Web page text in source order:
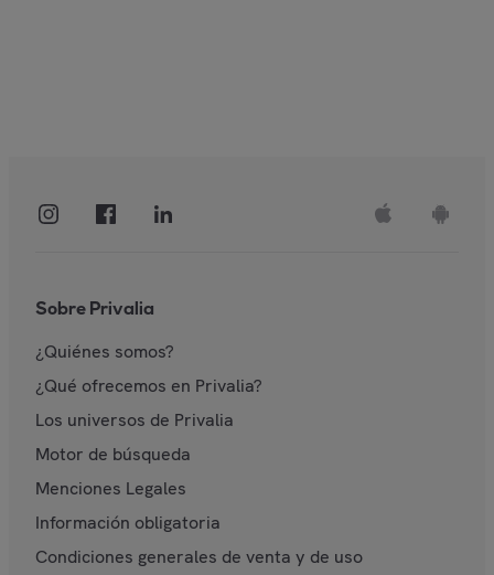
Sobre Privalia
¿Quiénes somos?
¿Qué ofrecemos en Privalia?
Los universos de Privalia
Motor de búsqueda
Menciones Legales
Información obligatoria
Condiciones generales de venta y de uso